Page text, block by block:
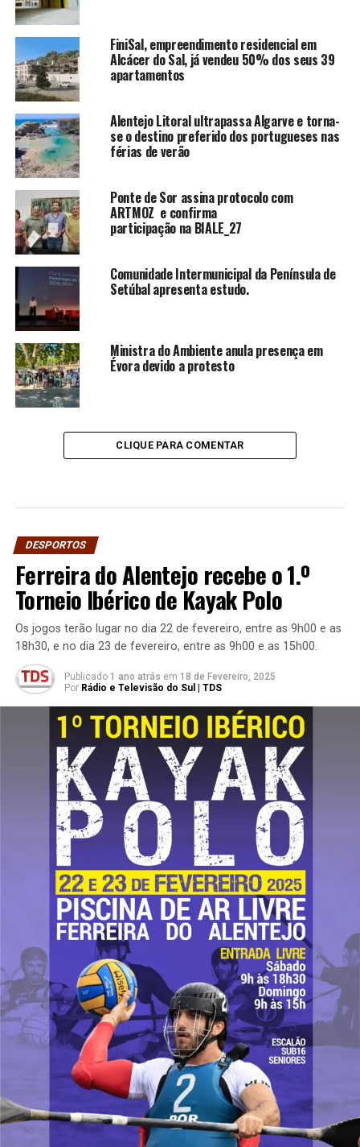
FiniSal, empreendimento residencial em
Alcácer do Sal, já vendeu 50% dos seus 39
apartamentos
Alentejo Litoral ultrapassa Algarve e torna-
se o destino preferido dos portugueses nas
férias de verão
Ponte de Sor assina protocolo com
ARTMOZ e confirma
participação na BIALE_27
Comunidade Intermunicipal da Península de
Setúbal apresenta estudo.
Ministra do Ambiente anula presença em
Évora devido a protesto
CLIQUE PARA COMENTAR
DESPORTOS
Ferreira do Alentejo recebe o 1.º
Torneio Ibérico de Kayak Polo
Os jogos terão lugar no dia 22 de fevereiro, entre as 9h00 e as
18h30, e no dia 23 de fevereiro, entre as 9h00 e as 15h00.
Publicado 1 ano atrás em 18 de Fevereiro, 2025
Por Rádio e Televisão do Sul | TDS